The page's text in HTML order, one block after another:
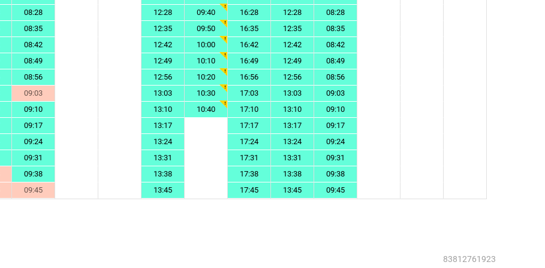
08:28 12:28 09:40 16:28 12:28
08:28
08:35 12:35 09:50 16:35 12:35
08:35
08:42 12:42 10:00 16:42 12:42
08:42
08:49 12:49 10:10 16:49 12:49
08:49
08:56 12:56 10:20 16:56 12:56
08:56
09:03 13:03 10:30 17:03 13:03
09:03
09:10 13:10 10:40 17:10 13:10
09:10
09:17 13:17 17:17 13:17
09:17
09:24 13:24 17:24 13:24
09:24
09:31 13:31 17:31 13:31
09:31
09:38 13:38 17:38 13:38
09:38
09:45 13:45 17:45 13:45 09:45
83812761923